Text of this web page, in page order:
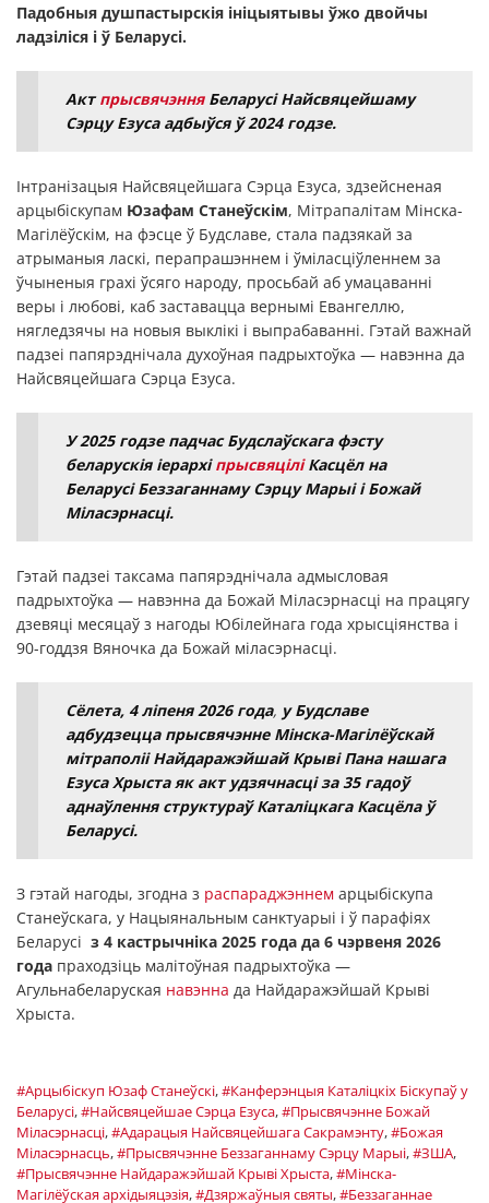
Падобныя душпастырскія ініцыятывы ўжо двойчы
ладзіліся і ў Беларусі.
АктпрысвячэнняБеларусі Найсвяцейшаму
Сэрцу Езуса адбыўся ў 2024 годзе.
Інтранізацыя Найсвяцейшага Сэрца Езуса, здзейсненая
арцыбіскупам Юзафам Станеўскім, Мітрапалітам Мінска-
Магілёўскім, на фэсце ў Будславе, стала падзякай за
атрыманыя ласкі, перапрашэннем і ўміласціўленнем за
ўчыненыя грахі ўсяго народу, просьбай аб умацаванні
веры і любові, каб заставацца вернымі Евангеллю,
нягледзячы на новыя выклікі і выпрабаванні. Гэтай важнай
падзеі папярэднічала духоўная падрыхтоўка — навэнна да
Найсвяцейшага Сэрца Езуса.
У 2025 годзе падчас Будслаўскага фэсту
беларускія іерархіпрысвяціліКасцёл на
Беларусі Беззаганнаму Сэрцу Марыі і Божай
Міласэрнасці.
Гэтай падзеі таксама папярэднічала адмысловая
падрыхтоўка — навэнна да Божай Міласэрнасці на працягу
дзевяці месяцаў з нагоды Юбілейнага года хрысціянства і
90-годдзя Вяночка да Божай міласэрнасці.
Сёлета, 4 ліпеня 2026 года, у Будславе
адбудзецца прысвячэнне Мінска-Магілёўскай
мітраполіі Найдаражэйшай Крыві Пана нашага
Езуса Хрыста як акт удзячнасці за 35 гадоў
аднаўлення структураў Каталіцкага Касцёла ў
Беларусі.
З гэтай нагоды, згодна з распараджэннем арцыбіскупа
Станеўскага, у Нацыянальным санктуарыі і ў парафіях
Беларусі з 4 кастрычніка 2025 года да 6 чэрвеня 2026
года праходзіць малітоўная падрыхтоўка —
Агульнабеларуская навэнна да Найдаражэйшай Крыві
Хрыста.
#Арцыбiскуп Юзаф Станеўскі,#Канферэнцыя Каталіцкіх Біскупаў у
Беларусі,#Найсвяцейшае Сэрца Езуса,#Прысвячэнне Божай
Міласэрнасці,#Адарацыя Найсвяцейшага Сакрамэнту,#Божая
Міласэрнасць,#Прысвячэнне Беззаганнаму Сэрцу Марыі,#ЗША,
#Прысвячэнне Найдаражэйшай Крыві Хрыста,#Мінска-
Магілёўская архідыяцэзія,#Дзяржаўныя святы,#Беззаганнае